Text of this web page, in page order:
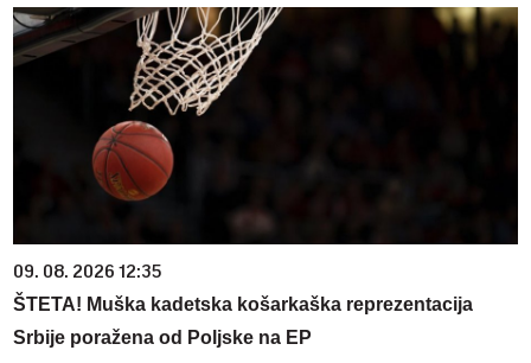
09. 08. 2026 12:35
ŠTETA! Muška kadetska košarkaška reprezentacija
Srbije poražena od Poljske na EP